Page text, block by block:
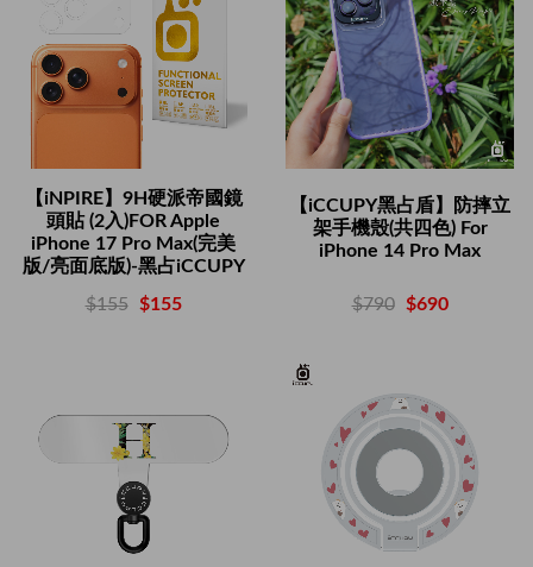
【iNPIRE】9H硬派帝國鏡
頭貼 (2入)FOR Apple
iPhone 17 Pro Max(完美
版/亮面底版)-黑占iCCUPY
$155 $155
【iCCUPY黑占盾】防摔立
架手機殼(共四色) For
iPhone 14 Pro Max
$790 $690